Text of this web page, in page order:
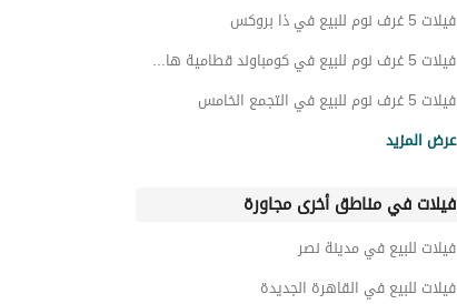
عقارات للبيع في كومباوند ستون بارك
فيلات 5 غرف نوم للبيع في ذا بروكس
فيلات 5 غرف نوم للبيع في كومباوند قطامية هايتس
فيلات 5 غرف نوم للبيع في التجمع الخامس
فيلات 5 غرف نوم للبيع في التجمع الثالث
فيلات 5 غرف نوم للبيع في كومباوند كايرو فستيفال سيتي
فيلات 5 غرف نوم للبيع في التجمع الاول
عرض المزيد
فيلات في مناطق أخرى مجاورة
فيلات للبيع في مدينة نصر
فيلات للبيع في القاهرة الجديدة